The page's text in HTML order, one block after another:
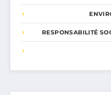
RESPONSABILITÉ